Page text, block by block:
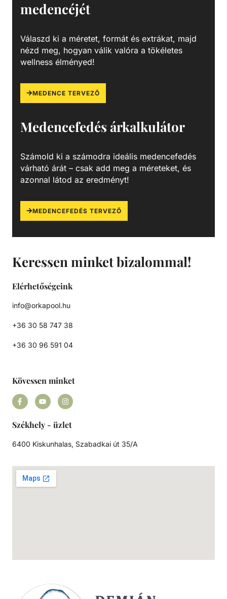
köszönhetően technológiai (savas vagy lúgos közegek) és
Keressen minket bizalommal!
Elérhetőségeink
info@orkapool.hu
+36 30 58 747 38
+36 30 96 591 04
Kövessen minket
Székhely - üzlet
6400 Kiskunhalas, Szabadkai út 35/A
medencéjét
Válaszd ki a méretet, formát és extrákat, majd
nézd meg, hogyan válik valóra a tökéletes
wellness élményed!
MEDENCE TERVEZŐ
Medencefedés árkalkulátor
Számold ki a számodra ideális medencefedés
várható árát – csak add meg a méreteket, és
azonnal látod az eredményt!
MEDENCEFEDÉS TERVEZŐ